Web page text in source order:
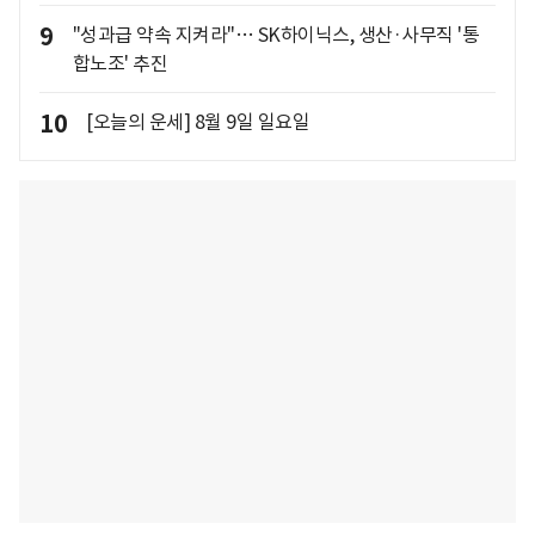
9
"성과급 약속 지켜라"… SK하이닉스, 생산·사무직 '통
합노조' 추진
10 [오늘의 운세] 8월 9일 일요일